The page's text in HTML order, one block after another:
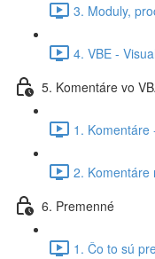
3. Moduly,
4. VBE -
5. Komentáre vo
1. Komentáre
2. Komentáre
6. Premenné
1. Čo to sú